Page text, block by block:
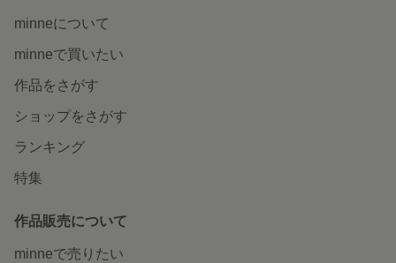
minneについて
minneで買いたい
作品をさがす
ショップをさがす
ランキング
特集
作品販売について
minneで売りたい